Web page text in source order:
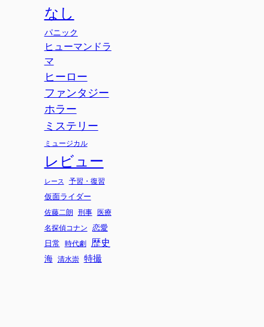
なし
パニック
ヒューマンドラ
マ
ヒーロー
ファンタジー
ホラー
ミステリー
ミュージカル
レビュー
レース 予習・復習
仮面ライダー
佐藤二朗 刑事
医療
名探偵コナン
恋愛
日常 時代劇 歴史
海 清水崇 特撮